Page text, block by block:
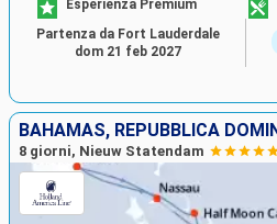
Esperienza Premium
Partenza da Fort Lauderdale
dom 21 feb 2027
8 giorni, Nieuw Statendam